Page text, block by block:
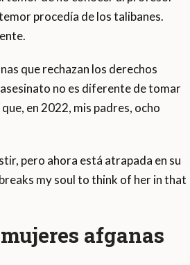
procedía de los talibanes.
que rechazan los derechos
no es diferente de tomar
en 2022, mis padres, ocho
pero ahora está atrapada en su
my soul to think of her in that
afganas